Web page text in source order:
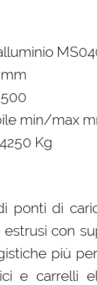
min/max
Kg
ponti di
con
più
e carrelli